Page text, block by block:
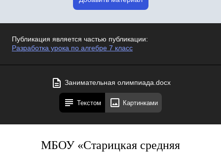
Публикация является частью публикации:
Разработка урока по алгебре 7 класс
Занимательная олимпиада.docx
Текстом Картинками
МБОУ «Старицкая средняя